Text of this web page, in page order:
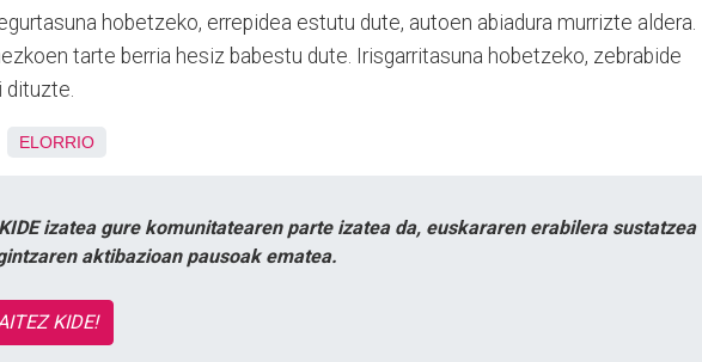
hobetzeko, errepidea estutu dute, autoen abiadura murrizte aldera.
tarte berria hesiz babestu dute. Irisgarritasuna hobetzeko, zebrabide
dituzte.
ELORRIO
izatea gure komunitatearen parte izatea da, euskararen erabilera sustatzea
aktibazioan pausoak ematea.
KIDE!